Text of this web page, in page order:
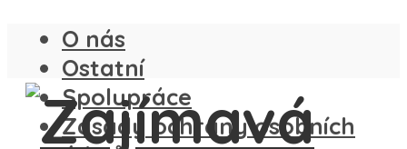
O nás
Ostatní
Spolupráce
Zásady ochrany osobních